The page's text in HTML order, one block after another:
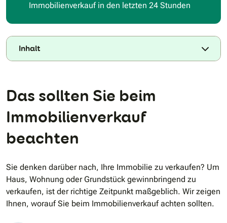
Immobilienverkauf in den letzten 24 Stunden
Inhalt
Das sollten Sie beim
Immobilienverkauf
beachten
Sie denken darüber nach, Ihre Immobilie zu verkaufen? Um
Haus, Wohnung oder Grundstück gewinnbringend zu
verkaufen, ist der richtige Zeitpunkt maßgeblich. Wir zeigen
Ihnen, worauf Sie beim Immobilienverkauf achten sollten.